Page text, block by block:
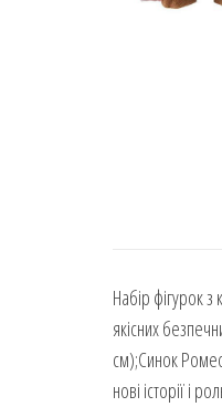
Набір фігурок
якісних
см);Синок Ромео
нові історії і